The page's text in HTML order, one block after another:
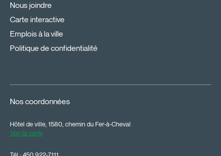
Nous joindre
Carte interactive
Emplois à la ville
Politique de confidentialité
Nos coordonnées
Hôtel de ville, 1580, chemin du Fer-à-Cheval
Voir la carte